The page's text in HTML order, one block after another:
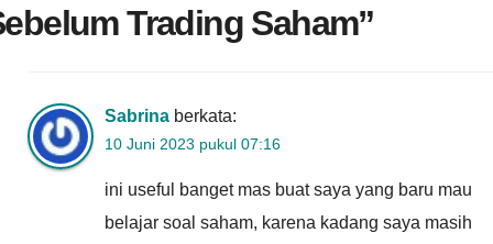
Trading Saham”
Sabrina berkata:
10 Juni 2023 pukul 07:16
ini useful banget mas buat saya yang baru mau
belajar soal saham, karena kadang saya masih